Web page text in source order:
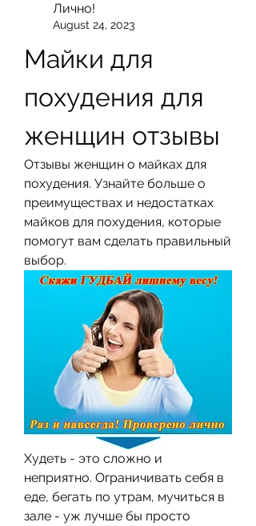
Лично!
August 24, 2023
Майки для
похудения для
женщин отзывы
Отзывы женщин о майках для
похудения. Узнайте больше о
преимуществах и недостатках
майков для похудения, которые
помогут вам сделать правильный
выбор.
Худеть - это сложно и
неприятно. Ограничивать себя в
еде, бегать по утрам, мучиться в
зале - уж лучше бы просто